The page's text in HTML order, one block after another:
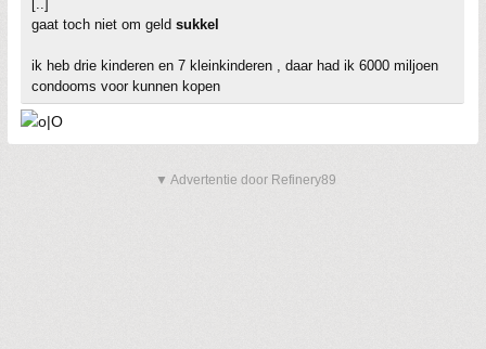
[..]
gaat toch niet om geld sukkel
ik heb drie kinderen en 7 kleinkinderen , daar had ik 6000 miljoen
condooms voor kunnen kopen
▼ Advertentie door Refinery89